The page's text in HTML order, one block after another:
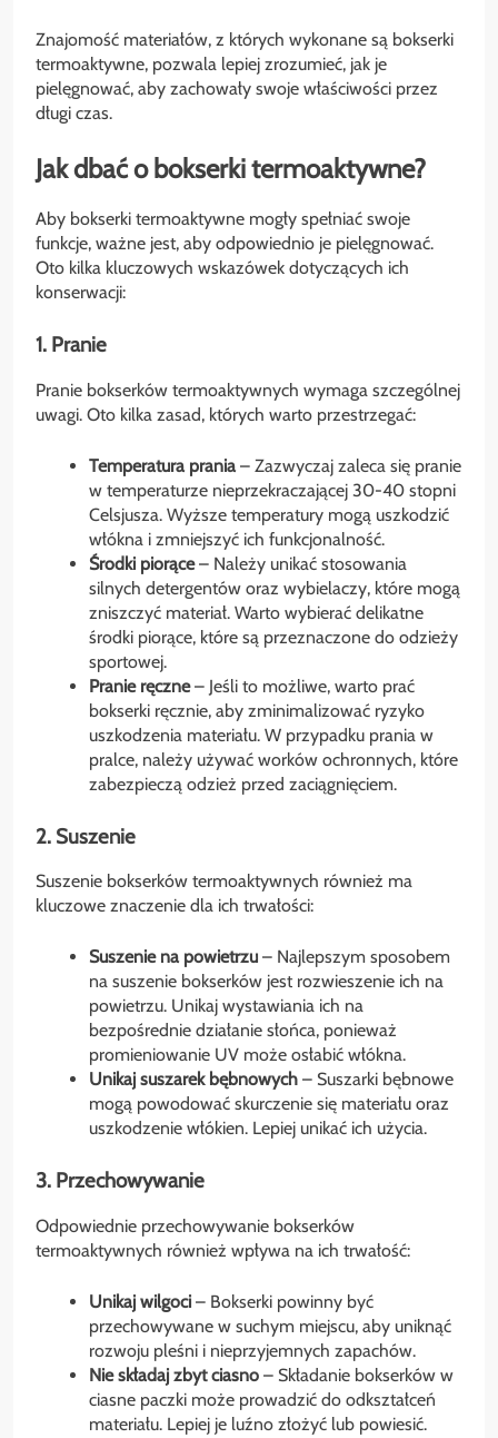
Znajomość materiałów, z których wykonane są bokserki
termoaktywne, pozwala lepiej zrozumieć, jak je
pielęgnować, aby zachowały swoje właściwości przez
długi czas.
Jak dbać o bokserki termoaktywne?
Aby bokserki termoaktywne mogły spełniać swoje
funkcje, ważne jest, aby odpowiednio je pielęgnować.
Oto kilka kluczowych wskazówek dotyczących ich
konserwacji:
1. Pranie
Pranie bokserków termoaktywnych wymaga szczególnej
uwagi. Oto kilka zasad, których warto przestrzegać:
Temperatura prania– Zazwyczaj zaleca się pranie
w temperaturze nieprzekraczającej 30-40 stopni
Celsjusza. Wyższe temperatury mogą uszkodzić
włókna i zmniejszyć ich funkcjonalność.
Środki piorące– Należy unikać stosowania
silnych detergentów oraz wybielaczy, które mogą
zniszczyć materiał. Warto wybierać delikatne
środki piorące, które są przeznaczone do odzieży
sportowej.
Pranie ręczne– Jeśli to możliwe, warto prać
bokserki ręcznie, aby zminimalizować ryzyko
uszkodzenia materiału. W przypadku prania w
pralce, należy używać worków ochronnych, które
zabezpieczą odzież przed zaciągnięciem.
2. Suszenie
Suszenie bokserków termoaktywnych również ma
kluczowe znaczenie dla ich trwałości:
Suszenie na powietrzu – Najlepszym sposobem
na suszenie bokserków jest rozwieszenie ich na
powietrzu. Unikaj wystawiania ich na
bezpośrednie działanie słońca, ponieważ
promieniowanie UV może osłabić włókna.
Unikaj suszarek bębnowych – Suszarki bębnowe
mogą powodować skurczenie się materiału oraz
uszkodzenie włókien. Lepiej unikać ich użycia.
3. Przechowywanie
Odpowiednie przechowywanie bokserków
termoaktywnych również wpływa na ich trwałość:
Unikaj wilgoci – Bokserki powinny być
przechowywane w suchym miejscu, aby uniknąć
rozwoju pleśni i nieprzyjemnych zapachów.
Nie składaj zbyt ciasno – Składanie bokserków w
ciasne paczki może prowadzić do odkształceń
materiału. Lepiej je luźno złożyć lub powiesić.